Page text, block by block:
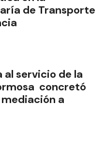
de Transporte
al servicio de la
concretó
a